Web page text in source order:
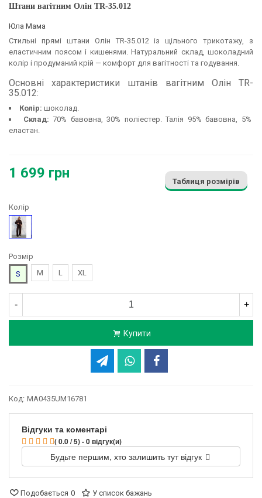
Штани вагітним Олін TR-35.012
Юла Мама
Стильні прямі штани Олін TR-35.012 із щільного трикотажу, з
еластичним поясом і кишенями. Натуральний склад, шоколадний
колір і продуманий крій — комфорт для вагітності та годування.
Основні характеристики штанів вагітним Олін TR-
35.012:
Колір: шоколад.
Склад: 70% бавовна, 30% поліестер. Талія 95% бавовна, 5%
еластан.
1 699 грн
Таблиця розмірів
Колір
Коричневий
Розмір
S
M L XL
- +
Купити
Код: MA0435UM16781
Відгуки та коментарі
( 0.0 / 5) - 0 відгук(и)
Будьте першим, хто залишить тут відгук
Подобається 0 У список бажань